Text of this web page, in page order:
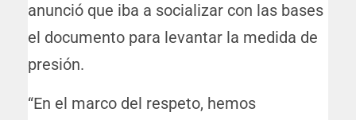
anunció que iba a socializar con las bases
el documento para levantar la medida de
presión.
“En el marco del respeto, hemos